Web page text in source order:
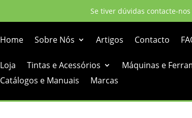
Se tiver dúvidas contacte-
Home Sobre Nós Artigos Contacto
Loja Tintas e Acessórios Máquinas e
Catálogos e Manuais
Marcas